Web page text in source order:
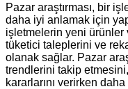
Pazar araştırması, bir
daha iyi anlamak için
işletmelerin yeni
tüketici taleplerini ve
olanak sağlar. Pazar
trendlerini takip
kararlarını verirken